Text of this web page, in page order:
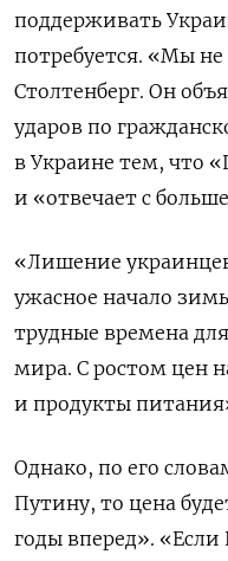
поддерживать
потребуется. «Мы
Столтенберг. Он
ударов по
в Украине тем, что
и «отвечает с
«Лишение
ужасное начало
трудные времена
мира. С ростом цен
и продукты
Однако, по его
Путину, то цена
годы вперед».